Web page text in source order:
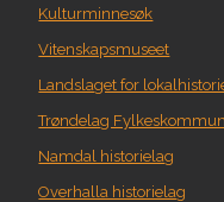
Kulturminnesøk
Vitenskapsmuseet
Landslaget for
Trøndelag
Namdal historielag
Overhalla historielag